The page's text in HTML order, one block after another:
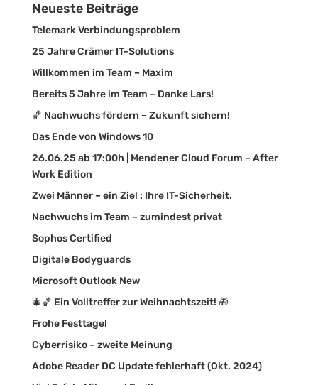
Neueste Beiträge
Telemark Verbindungsproblem
25 Jahre Crämer IT-Solutions
Willkommen im Team – Maxim
Bereits 5 Jahre im Team – Danke Lars!
🏀 Nachwuchs fördern – Zukunft sichern!
Das Ende von Windows 10
26.06.25 ab 17:00h | Mendener Cloud Forum – After
Work Edition
Zwei Männer – ein Ziel : Ihre IT-Sicherheit.
Nachwuchs im Team – zumindest privat
Sophos Certified
Digitale Bodyguards
Microsoft Outlook New
🎄🏀 Ein Volltreffer zur Weihnachtszeit! 🎁
Frohe Festtage!
Cyberrisiko – zweite Meinung
Adobe Reader DC Update fehlerhaft (Okt. 2024)